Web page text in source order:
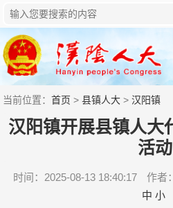
当前位置：首页 >县镇人大 >汉阳镇
汉阳镇开展县镇人大
活动
时间：2025-08-13 18:40:17 作者
中 小